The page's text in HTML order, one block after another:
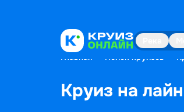
Главная Поиск круизов
Круиз на